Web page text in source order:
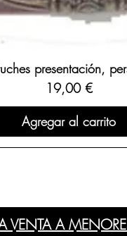
presentación,
Precio
19,00 €
Agregar al carrito
VENTA A